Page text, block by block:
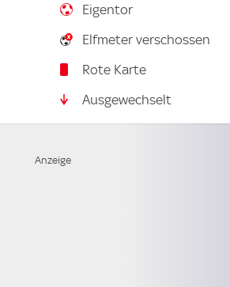
Eigentor
Elfmeter verschossen
Rote Karte
Ausgewechselt